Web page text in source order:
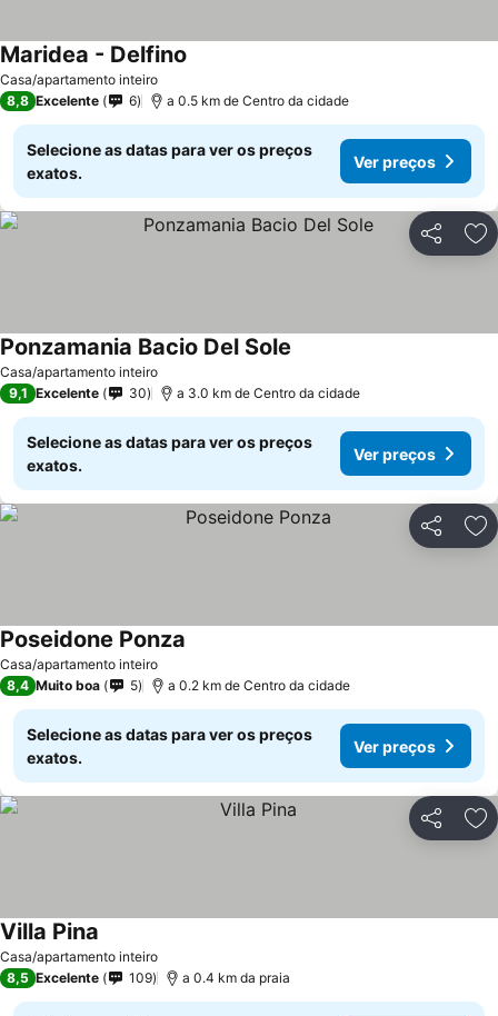
Casa/apartamento inteiro
Maridea - Delfino
8,8 Excelente 6 a 0.5 km de Centro da cidade
Selecione as datas para ver os preços
exatos.
Ver preços
Partilhar
Casa/apartamento inteiro
Ponzamania Bacio Del Sole
9,1 Excelente 30 a 3.0 km de Centro da cidade
Selecione as datas para ver os preços
exatos.
Ver preços
Partilhar
Casa/apartamento inteiro
Poseidone Ponza
8,4 Muito boa 5 a 0.2 km de Centro da cidade
Selecione as datas para ver os preços
exatos.
Ver preços
Partilhar
Casa/apartamento inteiro
Villa Pina
8,5 Excelente 109 a 0.4 km da praia